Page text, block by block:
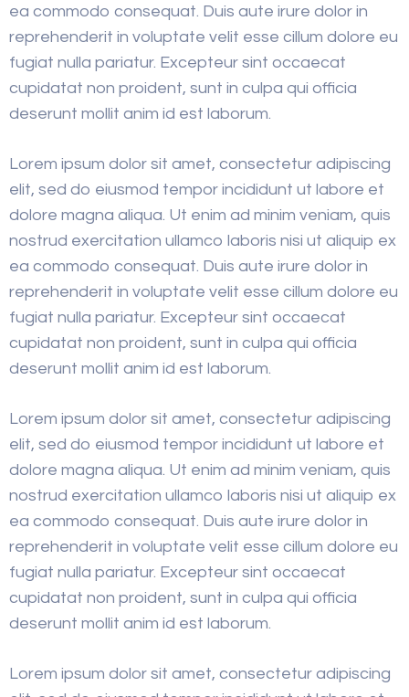
ea commodo consequat. Duis aute irure dolor in
reprehenderit in voluptate velit esse cillum dolore eu
fugiat nulla pariatur. Excepteur sint occaecat
cupidatat non proident, sunt in culpa qui officia
deserunt mollit anim id est laborum.
Lorem ipsum dolor sit amet, consectetur adipiscing
elit, sed do eiusmod tempor incididunt ut labore et
dolore magna aliqua. Ut enim ad minim veniam, quis
nostrud exercitation ullamco laboris nisi ut aliquip ex
ea commodo consequat. Duis aute irure dolor in
reprehenderit in voluptate velit esse cillum dolore eu
fugiat nulla pariatur. Excepteur sint occaecat
cupidatat non proident, sunt in culpa qui officia
deserunt mollit anim id est laborum.
Lorem ipsum dolor sit amet, consectetur adipiscing
elit, sed do eiusmod tempor incididunt ut labore et
dolore magna aliqua. Ut enim ad minim veniam, quis
nostrud exercitation ullamco laboris nisi ut aliquip ex
ea commodo consequat. Duis aute irure dolor in
reprehenderit in voluptate velit esse cillum dolore eu
fugiat nulla pariatur. Excepteur sint occaecat
cupidatat non proident, sunt in culpa qui officia
deserunt mollit anim id est laborum.
Lorem ipsum dolor sit amet, consectetur adipiscing